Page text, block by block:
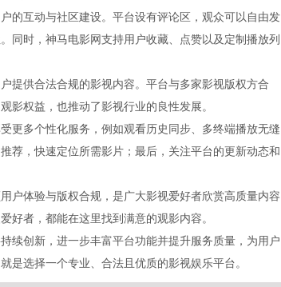
的互动与社区建设。平台设有评论区，观众可以自由发
同时，神马电影网支持用户收藏、点赞以及定制播放列
提供合法合规的影视内容。平台与多家影视版权方合
影权益，也推动了影视行业的良性发展。
更多个性化服务，例如观看历史同步、多终端播放无缝
荐，快速定位所需影片；最后，关注平台的更新动态和
户体验与版权合规，是广大影视爱好者欣赏高质量内容
好者，都能在这里找到满意的观影内容。
续创新，进一步丰富平台功能并提升服务质量，为用户
是选择一个专业、合法且优质的影视娱乐平台。